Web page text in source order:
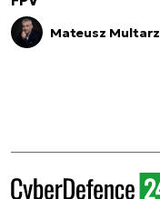
Mateusz